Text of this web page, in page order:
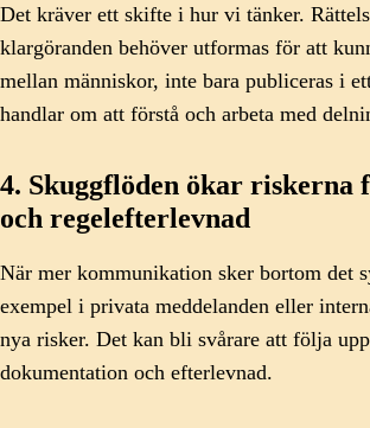
Det kräver ett skifte i hur vi tänker.
klargöranden behöver utformas för att
mellan människor, inte bara publiceras i
handlar om att förstå och arbeta med
4. Skuggflöden ökar riskerna
och regelefterlevnad
När mer kommunikation sker bortom det
exempel i privata meddelanden eller
nya risker. Det kan bli svårare att följa upp
dokumentation och efterlevnad.